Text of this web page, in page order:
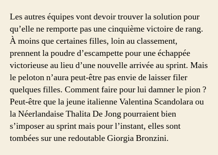
Les autres équipes vont devoir trouver la solution pour
qu’elle ne remporte pas une cinquième victoire de rang.
À moins que certaines filles, loin au classement,
prennent la poudre d’escampette pour une échappée
victorieuse au lieu d’une nouvelle arrivée au sprint. Mais
le peloton n’aura peut-être pas envie de laisser filer
quelques filles. Comment faire pour lui damner le pion ?
Peut-être que la jeune italienne Valentina Scandolara ou
la Néerlandaise Thalita De Jong pourraient bien
s’imposer au sprint mais pour l’instant, elles sont
tombées sur une redoutable Giorgia Bronzini.